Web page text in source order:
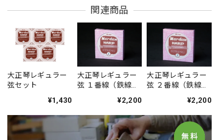
関連商品
大正琴レギュラー
弦セット
¥1,430
大正琴レギュラー
弦 １番線（鉄線）
¥2,200
大正琴レギュラー
弦 ２番線（鉄線）
¥2,200